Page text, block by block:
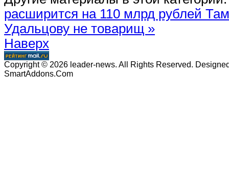
расширится на 110 млрд рублей
Удальцову не товарищ »
Наверх
Copyright © 2026 leader-news. All Rights Reserved.
SmartAddons.Com